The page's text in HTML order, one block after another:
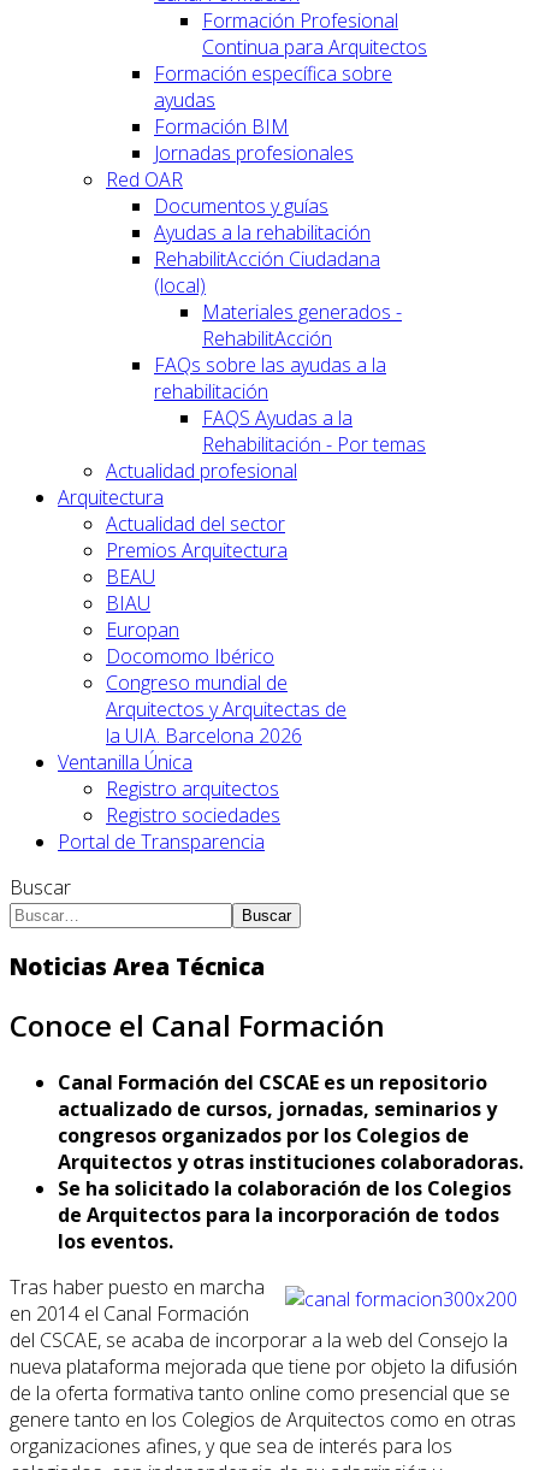
Formación Profesional
Continua para Arquitectos
Formación específica sobre
ayudas
Formación BIM
Jornadas profesionales
Red OAR
Documentos y guías
Ayudas a la rehabilitación
RehabilitAcción Ciudadana
(local)
Materiales generados -
RehabilitAcción
FAQs sobre las ayudas a la
rehabilitación
FAQS Ayudas a la
Rehabilitación - Por temas
Actualidad profesional
Arquitectura
Actualidad del sector
Premios Arquitectura
BEAU
BIAU
Europan
Docomomo Ibérico
Congreso mundial de
Arquitectos y Arquitectas de
la UIA. Barcelona 2026
Ventanilla Única
Registro arquitectos
Registro sociedades
Portal de Transparencia
Buscar
Buscar
Noticias Area Técnica
Conoce el Canal Formación
Canal Formación del CSCAE es un repositorio
actualizado de cursos, jornadas, seminarios y
congresos organizados por los Colegios de
Arquitectos y otras instituciones colaboradoras.
Se ha solicitado la colaboración de los Colegios
de Arquitectos para la incorporación de todos
los eventos.
Tras haber puesto en marcha
en 2014 el Canal Formación
del CSCAE, se acaba de incorporar a la web del Consejo la
nueva plataforma mejorada que tiene por objeto la difusión
de la oferta formativa tanto online como presencial que se
genere tanto en los Colegios de Arquitectos como en otras
organizaciones afines, y que sea de interés para los